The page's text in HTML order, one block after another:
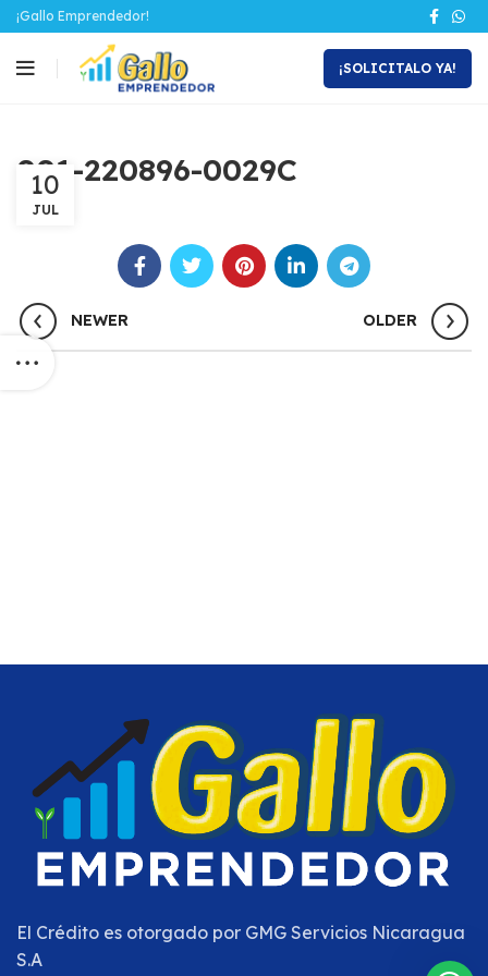
¡Gallo Emprendedor!
¡SOLICITALO YA!
001-220896-0029C
10
JUL
NEWER OLDER
El Crédito es otorgado por GMG Servicios Nicaragua
S.A